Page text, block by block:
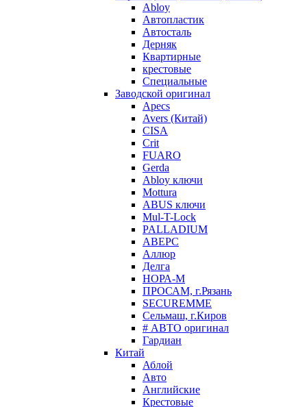
Abloy
Автопластик
Автосталь
Дерняк
Квартирные
крестовые
Специальные
Заводской оригинал
Apecs
Avers (Китай)
CISA
Crit
FUARO
Gerda
Abloy ключи
Mottura
ABUS ключи
Mul-T-Lock
PALLADIUM
АВЕРС
Аллюр
Делга
НОРА-М
ПРОСАМ, г.Рязань
SECUREMME
Сельмаш, г.Киров
# АВТО оригинал
Гардиан
Китай
Аблой
Авто
Английские
Крестовые